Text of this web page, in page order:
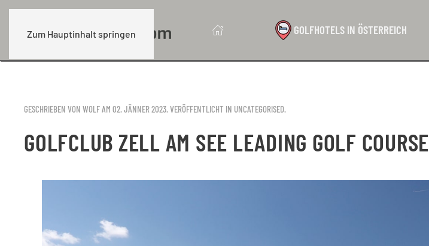
Zum Hauptinhalt springen GOLFHOTELS IN ÖSTERREICH
GESCHRIEBEN VON WOLF AM 02. JÄNNER 2023. VERÖFFENTLICHT IN UNCATEGORISED.
GOLFCLUB ZELL AM SEE LEADING GOLF COURSE